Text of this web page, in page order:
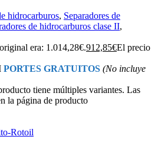
hidrocarburos, Separadores de
de hidrocarburos clase II,
era: 1.014,28€.912,85€El precio
PORTES GRATUITOS (No incluye
tiene múltiples variantes. Las
la página de producto